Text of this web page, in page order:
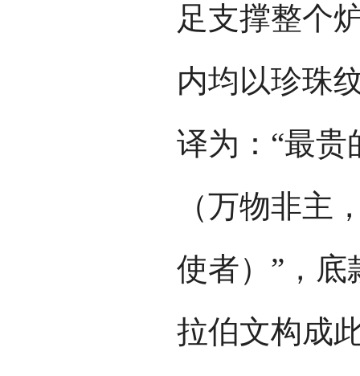
足支撑整个
内均以珍珠
译为：“最
（万物非主
使者）”，底
拉伯文构成